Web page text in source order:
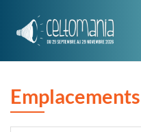
content
Emplacements